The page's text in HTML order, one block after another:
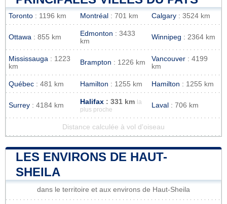
Toronto : 1196 km Montréal : 701 km Calgary : 3524 km
Ottawa : 855 km Edmonton : 3433
km
Winnipeg : 2364 km
Mississauga : 1223
km
Brampton : 1226 km Vancouver : 4199
km
Québec : 481 km Hamilton : 1255 km Hamilton : 1255 km
Surrey : 4184 km Halifax : 331 km
la
plus proche
Laval : 706 km
Distance calculée à vol d'oiseau
LES ENVIRONS DE HAUT-
SHEILA
dans le territoire et aux environs de Haut-Sheila